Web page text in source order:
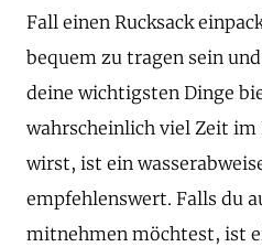
Fall einen Rucksack
bequem zu tragen sein
deine wichtigsten Dinge
wahrscheinlich viel Zeit
wirst, ist ein
empfehlenswert. Falls du
mitnehmen möchtest, ist